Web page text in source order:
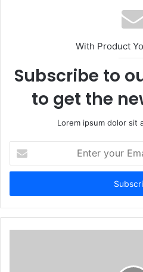
With Product
Subscribe to
to get the
Lorem ipsum dolor sit
your
Email